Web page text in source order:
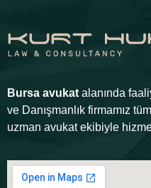
Bursa avukat alanında
ve Danışmanlık firmamız
uzman avukat ekibiyle